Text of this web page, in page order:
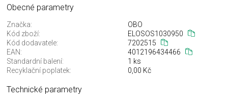
Obecné parametry
Značka:
OBO
Kód zboží:
ELOSOS1030950
Kód dodavatele:
7202515
EAN:
4012196434466
Standardní balení:
1 ks
Recyklační poplatek:
0,00 Kč
Technické parametry